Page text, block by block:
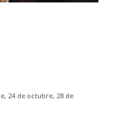
24 de octubre, 28 de